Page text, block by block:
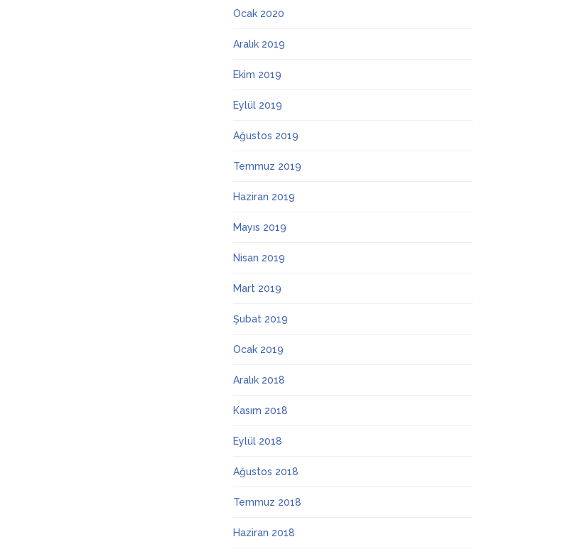
Ocak 2020
Aralık 2019
Ekim 2019
Eylül 2019
Ağustos 2019
Temmuz 2019
Haziran 2019
Mayıs 2019
Nisan 2019
Mart 2019
Şubat 2019
Ocak 2019
Aralık 2018
Kasım 2018
Eylül 2018
Ağustos 2018
Temmuz 2018
Haziran 2018